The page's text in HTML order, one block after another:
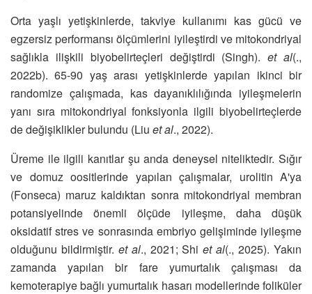
Orta yaşlı yetişkinlerde, takviye kullanımı kas gücü ve
egzersiz performansı ölçümlerini iyileştirdi ve mitokondriyal
sağlıkla ilişkili biyobelirteçleri değiştirdi (Singh).et al(.,
2022b). 65-90 yaş arası yetişkinlerde yapılan ikinci bir
randomize çalışmada, kas dayanıklılığında iyileşmelerin
yanı sıra mitokondriyal fonksiyonla ilgili biyobelirteçlerde
de değişiklikler bulundu (Liu et al., 2022).
Üreme ile ilgili kanıtlar şu anda deneysel niteliktedir. Sığır
ve domuz oositlerinde yapılan çalışmalar, urolitin A'ya
(Fonseca) maruz kaldıktan sonra mitokondriyal membran
potansiyelinde önemli ölçüde iyileşme, daha düşük
oksidatif stres ve sonrasında embriyo gelişiminde iyileşme
olduğunu bildirmiştir. et al., 2021; Shiet al(., 2025). Yakın
zamanda yapılan bir fare yumurtalık çalışması da
kemoterapiye bağlı yumurtalık hasarı modellerinde foliküler